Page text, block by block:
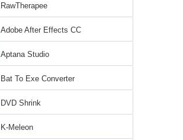
RawTherapee
Adobe After Effects CC
Aptana Studio
Bat To Exe Converter
DVD Shrink
K-Meleon